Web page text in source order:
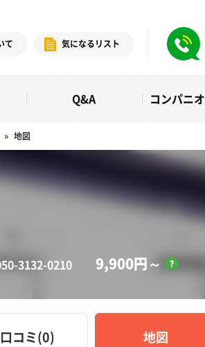
て 気になるリスト
Q&A コンパニ
» 地図
3132-0210 9,900円～
口コミ(0) 地図